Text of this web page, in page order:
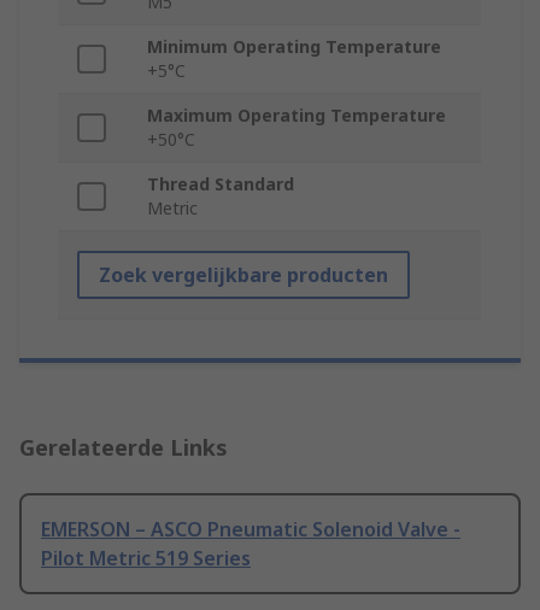
Minimum Operating Temperature
+5°C
Maximum Operating Temperature
+50°C
Thread Standard
Metric
Zoek vergelijkbare producten
Gerelateerde Links
EMERSON – ASCO Pneumatic Solenoid Valve -
Pilot Metric 519 Series